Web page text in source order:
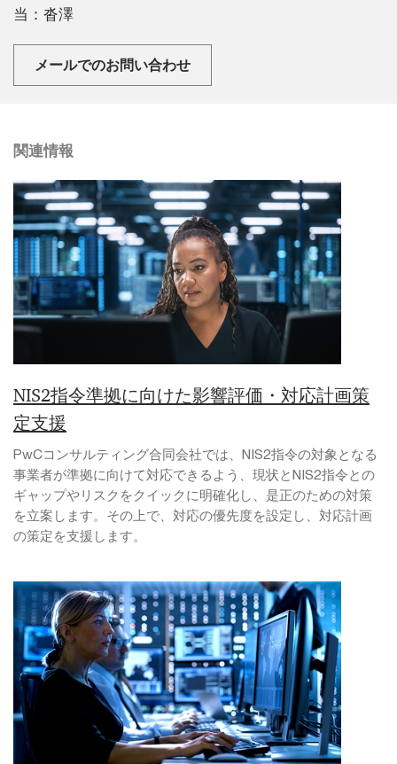
当：沓澤
メールでのお問い合わせ
関連情報
NIS2指令準拠に向けた影響評価・対応計画策
定支援
PwCコンサルティング合同会社では、NIS2指令の対象となる
事業者が準拠に向けて対応できるよう、現状とNIS2指令との
ギャップやリスクをクイックに明確化し、是正のための対策
を立案します。その上で、対応の優先度を設定し、対応計画
の策定を支援します。